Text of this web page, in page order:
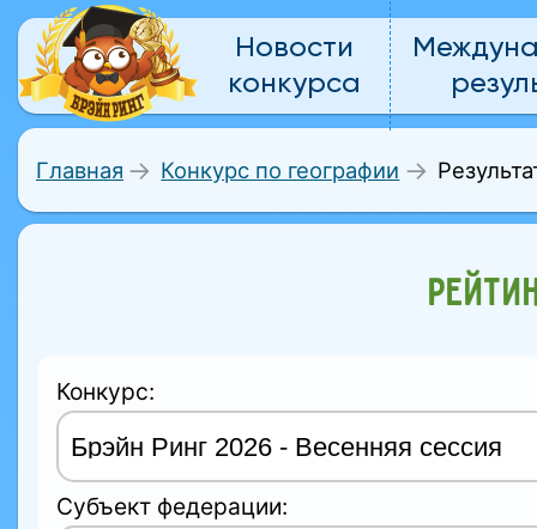
Новости
конкурса
Главная Конкурс по географии
Конкурс:
Субъект федерации: